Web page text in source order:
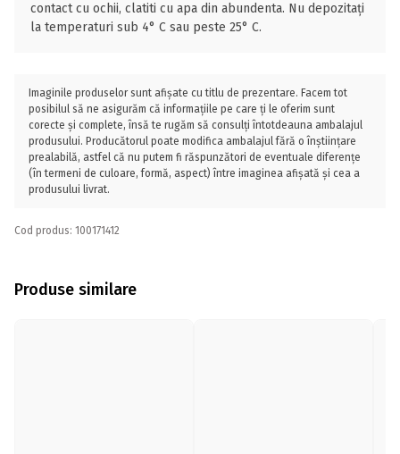
contact cu ochii, clatiti cu apa din abundenta. Nu depozitați
la temperaturi sub 4° C sau peste 25° C.
Imaginile produselor sunt afișate cu titlu de prezentare. Facem tot
posibilul să ne asigurăm că informațiile pe care ți le oferim sunt
corecte și complete, însă te rugăm să consulți întotdeauna ambalajul
produsului. Producătorul poate modifica ambalajul fără o înștiințare
prealabilă, astfel că nu putem fi răspunzători de eventuale diferențe
(în termeni de culoare, formă, aspect) între imaginea afișată și cea a
produsului livrat.
Cod produs: 100171412
Produse similare